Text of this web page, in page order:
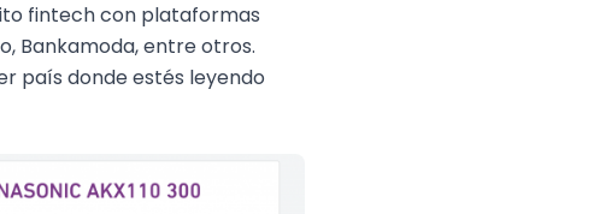
fintech con plataformas
Bankamoda, entre otros.
país donde estés leyendo